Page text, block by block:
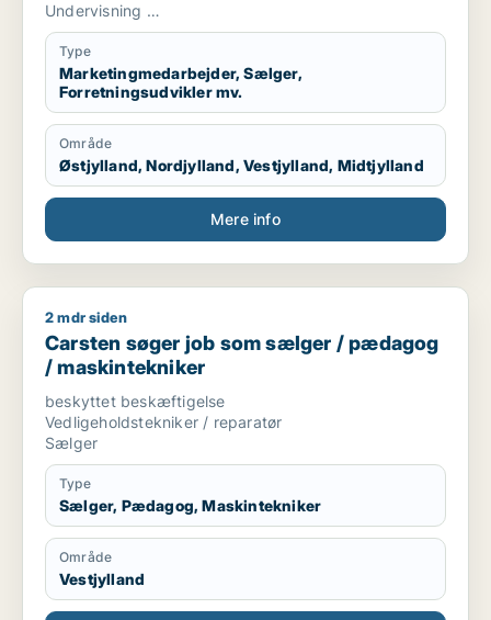
Undervisning
Tekstskrivning
Type
Marketingmedarbejder, Sælger,
Forretningsudvikler mv.
Område
Østjylland, Nordjylland, Vestjylland, Midtjylland
Mere info
Carsten søger job som sælger / pædagog / maskintekniker
2 mdr siden
Carsten søger job som sælger / pædagog
/ maskintekniker
beskyttet beskæftigelse
Vedligeholdstekniker / reparatør
Sælger
Type
Sælger, Pædagog, Maskintekniker
Område
Vestjylland